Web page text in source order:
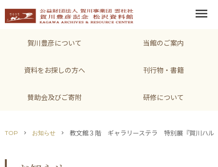
menu
賀川豊彦について 当館のご案内
資料をお探しの方へ 刊行物・書籍
賛助会及びご寄附 研修について
TOP chevron_right お知らせ chevron_right 教文館３階 ギャラリーステラ 特別展『賀川ハル